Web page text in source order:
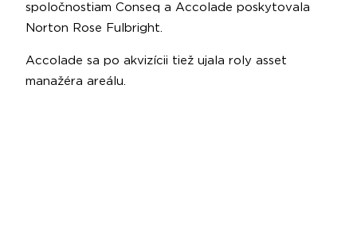
spoločnostiam Conseq a Accolade poskytovala
Norton Rose Fulbright.
Accolade sa po akvizícii tiež ujala roly asset
manažéra areálu.